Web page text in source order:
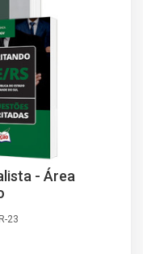
- Área
23